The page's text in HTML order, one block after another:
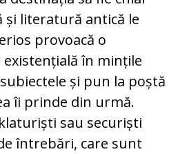
și literatură antică le
provoacă o
în mințile
și pun la poștă
îi prinde din urmă.
sau securiști
întrebări, care sunt